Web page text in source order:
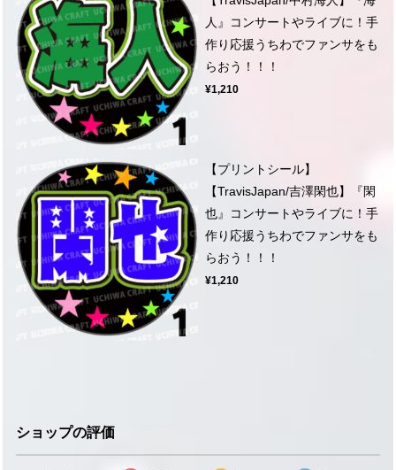
人』コンサートやライブに！手
作り応援うちわでファンサをも
らおう！！！
¥1,210
【プリントシール】
【TravisJapan/吉澤閑也】『閑
也』コンサートやライブに！手
作り応援うちわでファンサをも
らおう！！！
¥1,210
ショップの評価